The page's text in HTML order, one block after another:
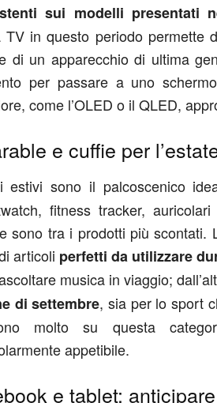
sui modelli presentati
TV in questo periodo permette
di un apparecchio di ultima
per passare a uno
come l’OLED o il QLED,
e cuffie per
estivi sono il palcoscenico
fitness tracker,
sono tra i prodotti più
articoli perfetti da utilizzare
musica in viaggio;
di settembre, sia per lo sport
molto su questa
appetibile.
e tablet: